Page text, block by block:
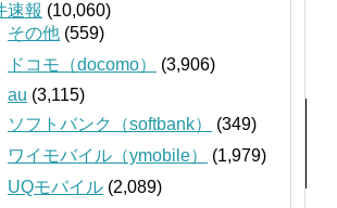
速報 (10,060)
その他 (559)
ドコモ（docomo）
(3,906)
au (3,115)
ソフトバンク（softbank）
(349)
ワイモバイル（ymobile）
(1,979)
UQモバイル (2,089)